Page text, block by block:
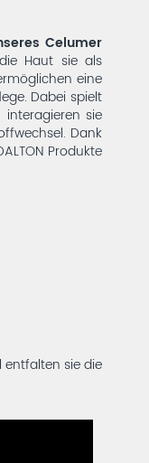
Celumer
Haut sie als
eine
Dabei spielt
sie
Dank
Produkte
entfalten sie die